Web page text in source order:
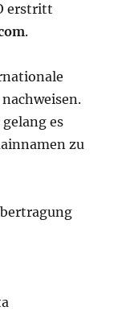
erstritt
.
es
zu